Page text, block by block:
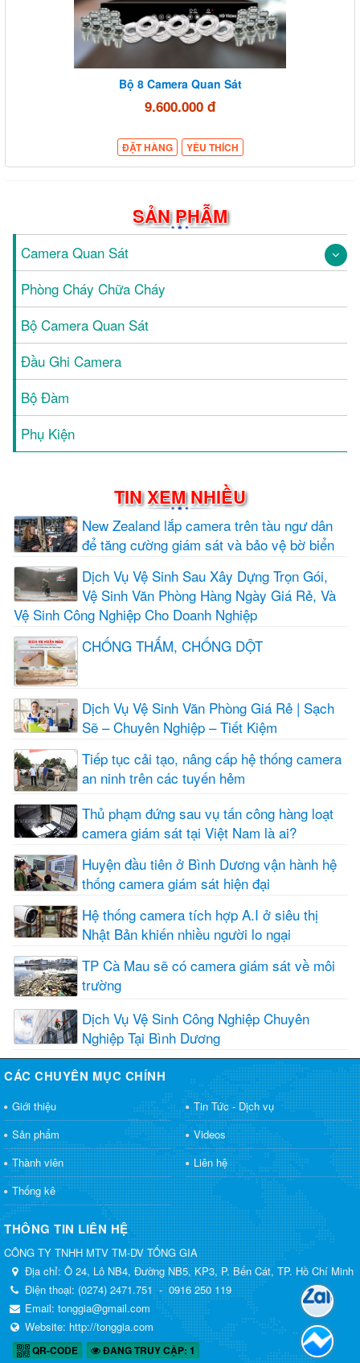
Bộ 8 Camera Quan Sát
9.600.000 đ
ĐẶT HÀNG YÊU THÍCH
SẢN PHẪM
Camera Quan Sát
Phòng Cháy Chữa Cháy
Bộ Camera Quan Sát
Đầu Ghi Camera
Bộ Đàm
Phụ Kiện
TIN XEM NHIỀU
New Zealand lắp camera trên tàu ngư dân
để tăng cường giám sát và bảo vệ bờ biển
Dịch Vụ Vệ Sinh Sau Xây Dựng Trọn Gói,
Vệ Sinh Văn Phòng Hàng Ngày Giá Rẻ, Và
Vệ Sinh Công Nghiệp Cho Doanh Nghiệp
CHỐNG THẤM, CHỐNG DỘT
Dịch Vụ Vệ Sinh Văn Phòng Giá Rẻ | Sạch
Sẽ – Chuyên Nghiệp – Tiết Kiệm
Tiếp tục cải tạo, nâng cấp hệ thống camera
an ninh trên các tuyến hẻm
Thủ phạm đứng sau vụ tấn công hàng loạt
camera giám sát tại Việt Nam là ai?
Huyện đầu tiên ở Bình Dương vận hành hệ
thống camera giám sát hiện đại
Hệ thống camera tích hợp A.I ở siêu thị
Nhật Bản khiến nhiều người lo ngại
TP Cà Mau sẽ có camera giám sát về môi
trường
Dịch Vụ Vệ Sinh Công Nghiệp Chuyên
Nghiệp Tại Bình Dương
CÁC CHUYÊN MỤC CHÍNH
Giới thiệu
Tin Tức - Dịch vụ
Sản phẩm
Videos
Thành viên
Liên hệ
Thống kê
THÔNG TIN LIÊN HỆ
CÔNG TY TNHH MTV TM-DV TỐNG GIA
Địa chỉ: Ô 24, Lô NB4, Đường NB5, KP3, P. Bến Cát, TP. Hồ Chí Minh
Điện thoại: (0274) 2471.751 - 0916 250 119
Email: tonggia@gmail.com
Website: http://tonggia.com
QR-CODE ĐANG TRUY CẬP: 1